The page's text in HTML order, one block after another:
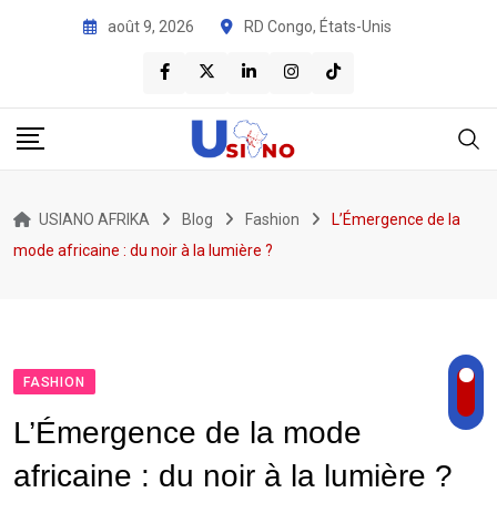
août 9, 2026 RD Congo, États-Unis
USIANO AFRIKA Blog Fashion
L’Émergence de la
mode africaine : du noir à la lumière ?
FASHION
L’Émergence de la mode
africaine : du noir à la lumière ?